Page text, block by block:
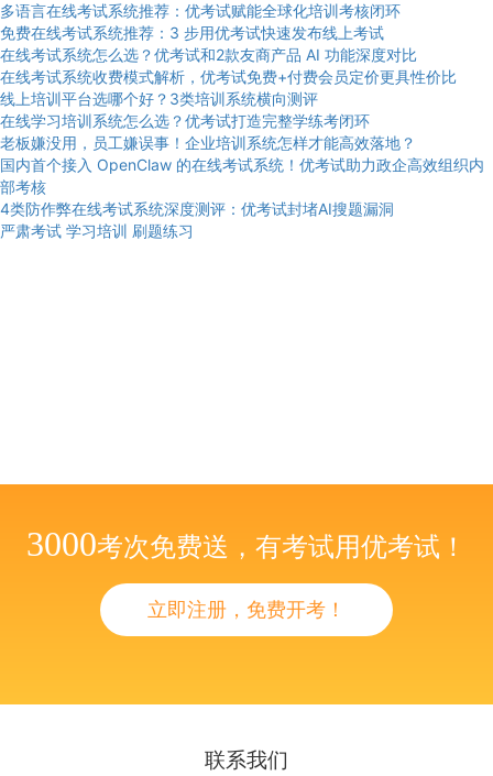
多语言在线考试系统推荐：优考试赋能全球化培训考核闭环
免费在线考试系统推荐：3 步用优考试快速发布线上考试
在线考试系统怎么选？优考试和2款友商产品 AI 功能深度对比
在线考试系统收费模式解析，优考试免费+付费会员定价更具性价比
线上培训平台选哪个好？3类培训系统横向测评
在线学习培训系统怎么选？优考试打造完整学练考闭环
老板嫌没用，员工嫌误事！企业培训系统怎样才能高效落地？
国内首个接入 OpenClaw 的在线考试系统！优考试助力政企高效组织内
部考核
4类防作弊在线考试系统深度测评：优考试封堵AI搜题漏洞
严肃考试 学习培训 刷题练习
3000考次免费送，有考试用优考试！
立即注册，免费开考！
联系我们